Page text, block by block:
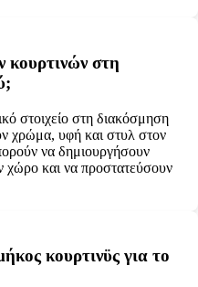
κουρτινών στη
στοιχείο στη διακόσμηση
χρώμα, υφή και στυλ στον
να δημιουργήσουν
χώρο και να προστατεύσουν
κουρτινϋς για το